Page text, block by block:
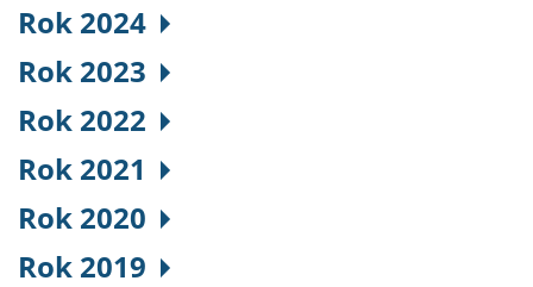
Rok 2024
Rok 2023
Rok 2022
Rok 2021
Rok 2020
Rok 2019